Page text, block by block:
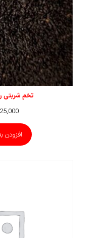
تخم شربتی ریز (۵
افزودن